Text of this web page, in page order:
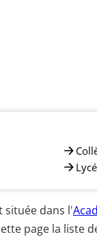
située dans l'
page la liste